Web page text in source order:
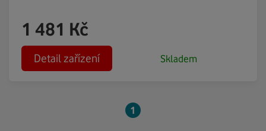
1 481 Kč
Detail zařízení Skladem
1